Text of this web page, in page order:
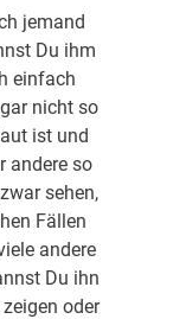
jemand
Du ihm
einfach
nicht so
ist und
andere so
sehen,
Fällen
andere
Du ihn
oder